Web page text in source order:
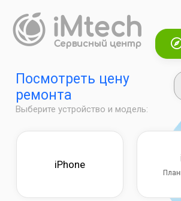
Посмотреть цену
ремонта
Выберите устройство и модель:
iPhone